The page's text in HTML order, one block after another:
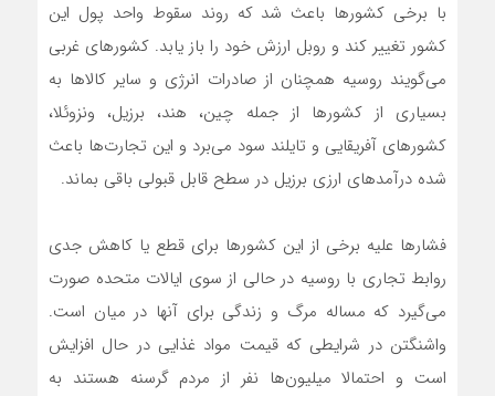
با برخی کشورها باعث شد که روند سقوط واحد پول این
کشور تغییر کند و روبل ارزش خود را باز یابد. کشورهای غربی
می‌گویند روسیه همچنان از صادرات انرژی و سایر کالاها به
بسیاری از کشورها از جمله چین، هند، برزیل، ونزوئلا،
کشورهای آفریقایی و تایلند سود می‌برد و این تجارت‌ها باعث
شده درآمدهای ارزی برزیل در سطح قابل قبولی باقی بماند.
فشارها علیه برخی از این کشورها برای قطع یا کاهش جدی
روابط تجاری با روسیه در حالی از سوی ایالات متحده صورت
می‌گیرد که مساله مرگ و زندگی برای آنها در میان است.
واشنگتن در شرایطی که قیمت مواد غذایی در حال افزایش
است و احتمالا میلیون‌ها نفر از مردم گرسنه هستند به